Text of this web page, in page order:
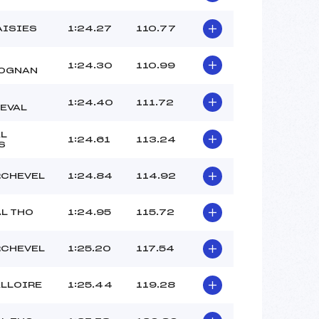
NAVILLOD MATHIEU (SA)
DEVILLE CEDRIC (SA)
CLUB DES SPORTS (SA)
CLUB DES SPORTS (SA)
:
-2
1:24.27 110.77
1:24.30 110.99
1:24.40 111.72
1:24.61 113.24
1:24.84 114.92
THO 1:24.95 115.72
1:25.20 117.54
1:25.44 119.28